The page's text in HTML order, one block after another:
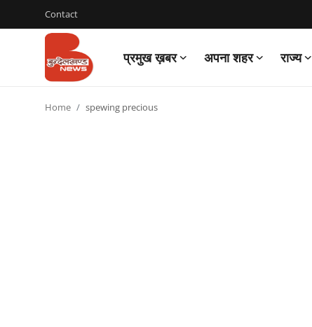
Contact
प्रमुख ख़बर अपना शहर राज्य
Login
Home spewing precious